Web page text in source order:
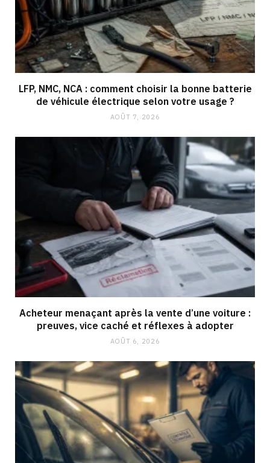
LFP, NMC, NCA : comment choisir la bonne batterie
de véhicule électrique selon votre usage ?
AOÛT 7, 2026
Acheteur menaçant après la vente d’une voiture :
preuves, vice caché et réflexes à adopter
AOÛT 6, 2026